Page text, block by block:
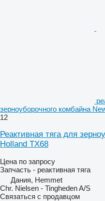
зерноуборочного комбайна
12
Реактивная тяга для
Holland TX68
Цена по запросу
Запчасть - реактивная тяга
Дания, Hemmet
Chr. Nielsen - Tingheden A/S
Связаться с продавцом